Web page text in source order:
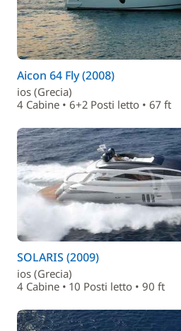
Aicon 64 Fly (2008)
ios (Grecia)
4 Cabine • 6+2 Posti letto • 67 ft
SOLARIS (2009)
ios (Grecia)
4 Cabine • 10 Posti letto • 90 ft